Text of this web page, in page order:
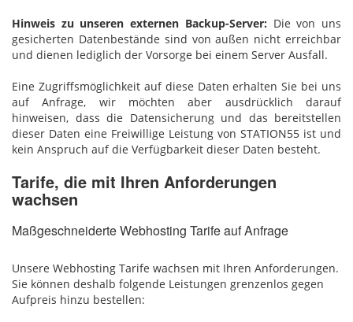
Hinweis zu unseren externen Backup-Server: Die von uns
gesicherten Datenbestände sind von außen nicht erreichbar
und dienen lediglich der Vorsorge bei einem Server Ausfall.
Eine Zugriffsmöglichkeit auf diese Daten erhalten Sie bei uns
auf Anfrage, wir möchten aber ausdrücklich darauf
hinweisen, dass die Datensicherung und das bereitstellen
dieser Daten eine Freiwillige Leistung von STATION55 ist und
kein Anspruch auf die Verfügbarkeit dieser Daten besteht.
Tarife, die mit Ihren Anforderungen
wachsen
Maßgeschneiderte Webhosting Tarife auf Anfrage
Unsere Webhosting Tarife wachsen mit Ihren Anforderungen.
Sie können deshalb folgende Leistungen grenzenlos gegen
Aufpreis hinzu bestellen: